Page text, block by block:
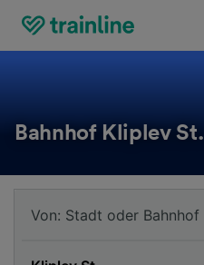
Bahnhof Kliplev St.